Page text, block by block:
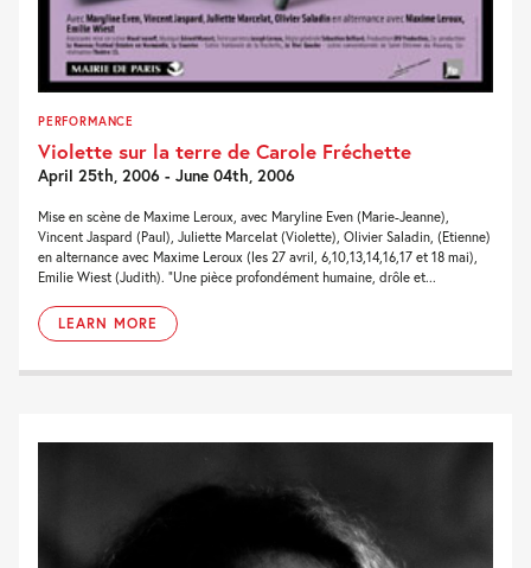
PERFORMANCE
Violette sur la terre de Carole Fréchette
April 25th, 2006 - June 04th, 2006
Mise en scène de Maxime Leroux, avec Maryline Even (Marie-Jeanne),
Vincent Jaspard (Paul), Juliette Marcelat (Violette), Olivier Saladin, (Etienne)
en alternance avec Maxime Leroux (les 27 avril, 6,10,13,14,16,17 et 18 mai),
Emilie Wiest (Judith). “Une pièce profondément humaine, drôle et...
LEARN MORE